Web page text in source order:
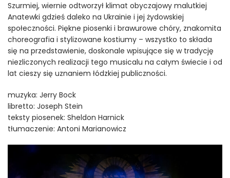
Szurmiej, wiernie odtworzył klimat obyczajowy malutkiej
Anatewki gdzieś daleko na Ukrainie i jej żydowskiej
społeczności. Piękne piosenki i brawurowe chóry, znakomita
choreografia i stylizowane kostiumy – wszystko to składa
się na przedstawienie, doskonale wpisujące się w tradycję
niezliczonych realizacji tego musicalu na całym świecie i od
lat cieszy się uznaniem łódzkiej publiczności.
muzyka: Jerry Bock
libretto: Joseph Stein
teksty piosenek: Sheldon Harnick
tłumaczenie: Antoni Marianowicz